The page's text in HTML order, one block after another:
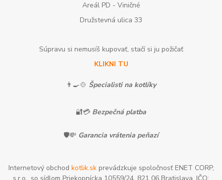
Areál PD - Viničné
Družstevná ulica 33
Súpravu si nemusíš kupovať, stačí si ju požičať
KLIKNI TU
👨‍🍳🍲 Špecialisti na kotlíky
🔐💳 Bezpečná platba
🛡️💸 Garancia vrátenia peňazí
Internetový obchod kotlik.skprevádzkuje spoločnosť ENET CORP,